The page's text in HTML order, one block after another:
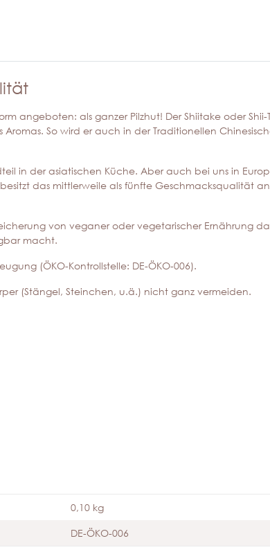
angeboten: als ganzer Pilzhut! Der Shiitake oder
So wird er auch in der Traditionellen
in der asiatischen Küche. Aber auch bei uns in
das mittlerweile als fünfte Geschmacksqualität
von veganer oder vegetarischer Ernährung
macht.
(ÖKO-Kontrollstelle: DE-ÖKO-006).
(Stängel, Steinchen, u.ä.) nicht ganz vermeiden.
0,10 kg
DE-ÖKO-006